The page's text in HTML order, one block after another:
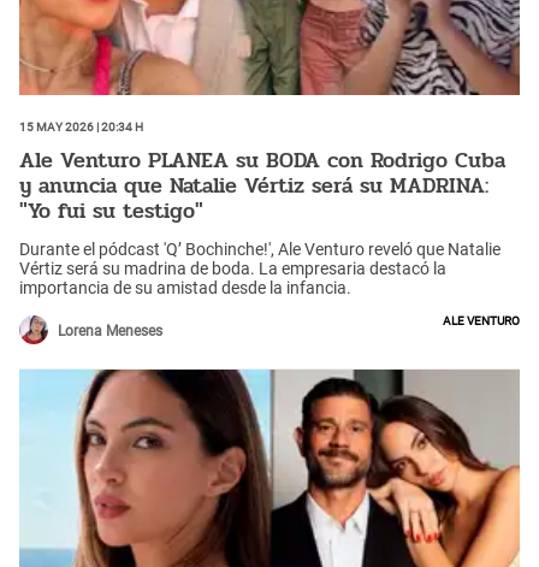
15 May 2026 | 20:34 h
Ale Venturo PLANEA su BODA con Rodrigo Cuba
y anuncia que Natalie Vértiz será su MADRINA:
"Yo fui su testigo"
Durante el pódcast 'Q’ Bochinche!', Ale Venturo reveló que Natalie
Vértiz será su madrina de boda. La empresaria destacó la
importancia de su amistad desde la infancia.
Lorena Meneses
Ale Venturo